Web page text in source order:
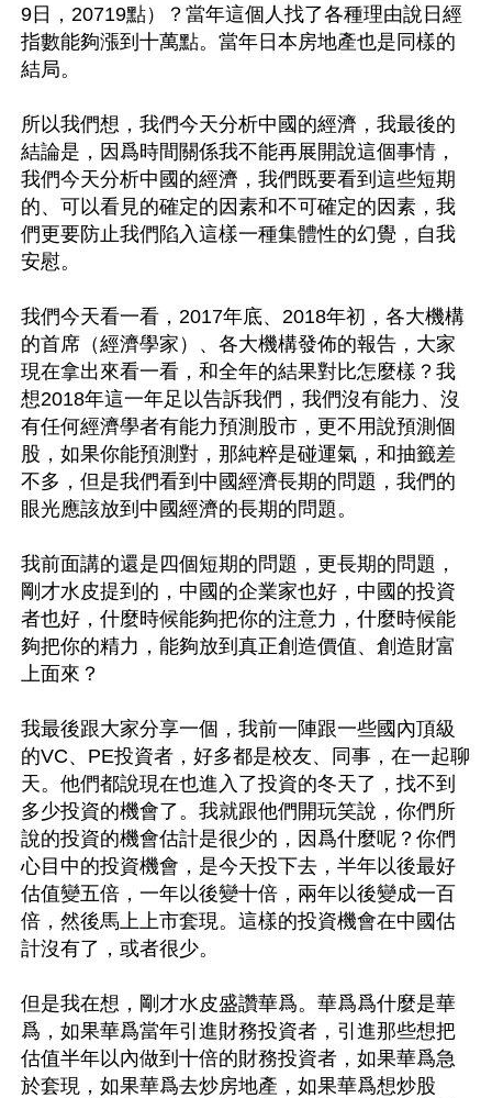
9日，20719點）？當年這個人找了各種理由說日經
指數能夠漲到十萬點。當年日本房地產也是同樣的
結局。
所以我們想，我們今天分析中國的經濟，我最後的
結論是，因爲時間關係我不能再展開說這個事情，
我們今天分析中國的經濟，我們既要看到這些短期
的、可以看見的確定的因素和不可確定的因素，我
們更要防止我們陷入這樣一種集體性的幻覺，自我
安慰。
我們今天看一看，2017年底、2018年初，各大機構
的首席（經濟學家）、各大機構發佈的報告，大家
現在拿出來看一看，和全年的結果對比怎麼樣？我
想2018年這一年足以告訴我們，我們沒有能力、沒
有任何經濟學者有能力預測股市，更不用說預測個
股，如果你能預測對，那純粹是碰運氣，和抽籤差
不多，但是我們看到中國經濟長期的問題，我們的
眼光應該放到中國經濟的長期的問題。
我前面講的還是四個短期的問題，更長期的問題，
剛才水皮提到的，中國的企業家也好，中國的投資
者也好，什麼時候能夠把你的注意力，什麼時候能
夠把你的精力，能夠放到真正創造價值、創造財富
上面來？
我最後跟大家分享一個，我前一陣跟一些國內頂級
的VC、PE投資者，好多都是校友、同事，在一起聊
天。他們都說現在也進入了投資的冬天了，找不到
多少投資的機會了。我就跟他們開玩笑說，你們所
說的投資的機會估計是很少的，因爲什麼呢？你們
心目中的投資機會，是今天投下去，半年以後最好
估值變五倍，一年以後變十倍，兩年以後變成一百
倍，然後馬上上市套現。這樣的投資機會在中國估
計沒有了，或者很少。
但是我在想，剛才水皮盛讚華爲。華爲爲什麼是華
爲，如果華爲當年引進財務投資者，引進那些想把
估值半年以內做到十倍的財務投資者，如果華爲急
於套現，如果華爲去炒房地產，如果華爲想炒股